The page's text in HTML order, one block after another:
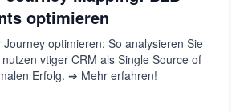
optimieren
Journey optimieren: So analysieren Sie
vtiger CRM als Single Source of
Erfolg. ➔ Mehr erfahren!